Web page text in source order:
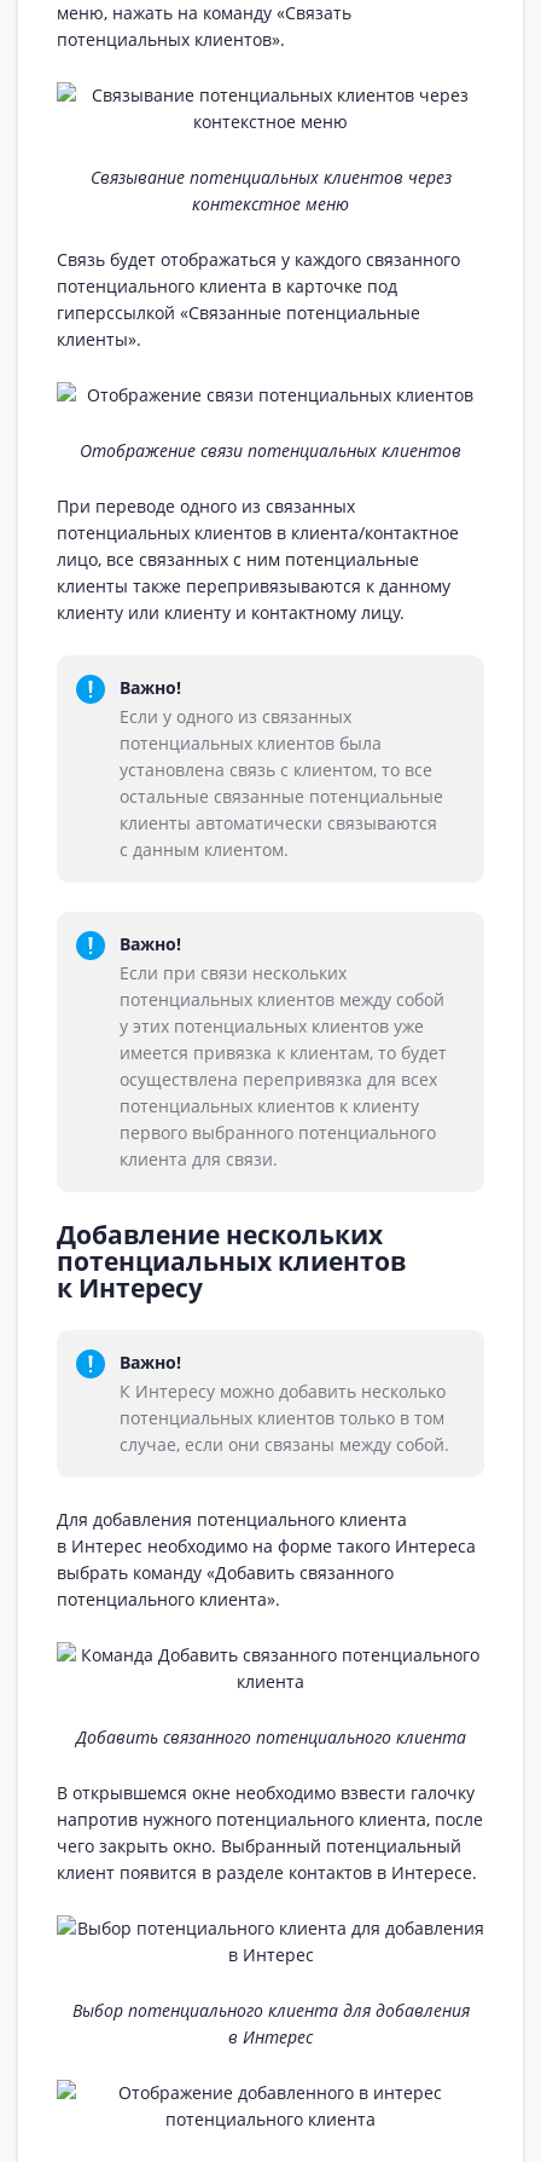
меню, нажать на команду «Связать
потенциальных клиентов».
Связывание потенциальных клиентов через
контекстное меню
Связь будет отображаться у каждого связанного
потенциального клиента в карточке под
гиперссылкой «Связанные потенциальные
клиенты».
Отображение связи потенциальных клиентов
При переводе одного из связанных
потенциальных клиентов в клиента/контактное
лицо, все связанных с ним потенциальные
клиенты также перепривязываются к данному
клиенту или клиенту и контактному лицу.
Важно!
Если у одного из связанных
потенциальных клиентов была
установлена связь с клиентом, то все
остальные связанные потенциальные
клиенты автоматически связываются
с данным клиентом.
Важно!
Если при связи нескольких
потенциальных клиентов между собой
у этих потенциальных клиентов уже
имеется привязка к клиентам, то будет
осуществлена перепривязка для всех
потенциальных клиентов к клиенту
первого выбранного потенциального
клиента для связи.
Добавление нескольких
потенциальных клиентов
к Интересу
Важно!
К Интересу можно добавить несколько
потенциальных клиентов только в том
случае, если они связаны между собой.
Для добавления потенциального клиента
в Интерес необходимо на форме такого Интереса
выбрать команду «Добавить связанного
потенциального клиента».
Добавить связанного потенциального клиента
В открывшемся окне необходимо взвести галочку
напротив нужного потенциального клиента, после
чего закрыть окно. Выбранный потенциальный
клиент появится в разделе контактов в Интересе.
Выбор потенциального клиента для добавления
в Интерес